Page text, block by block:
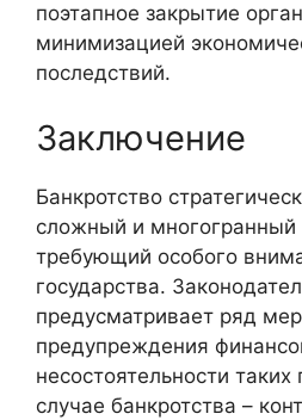
поэтапное закрытие
минимизацией
последствий.
Заключение
Банкротство
сложный и многогранный
требующий особого
государства.
предусматривает ряд
предупреждения
несостоятельности
случае банкротства –